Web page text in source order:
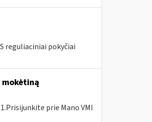
reguliaciniai pokyčiai
prie Mano VMI